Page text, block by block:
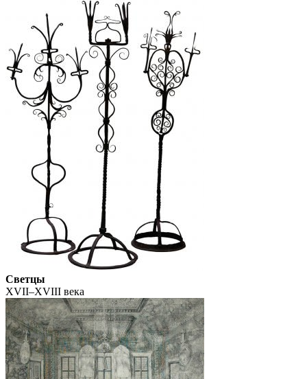
Светцы
XVII–XVIII века